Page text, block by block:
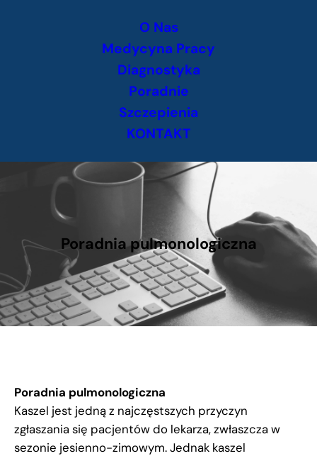
O Nas
Medycyna Pracy
Diagnostyka
Poradnie
Szczepienia
KONTAKT
Poradnia pulmonologiczna
Poradnia pulmonologiczna
Kaszel jest jedną z najczęstszych przyczyn
zgłaszania się pacjentów do lekarza, zwłaszcza w
sezonie jesienno-zimowym. Jednak kaszel